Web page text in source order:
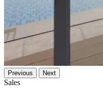
Previous Next
Sales